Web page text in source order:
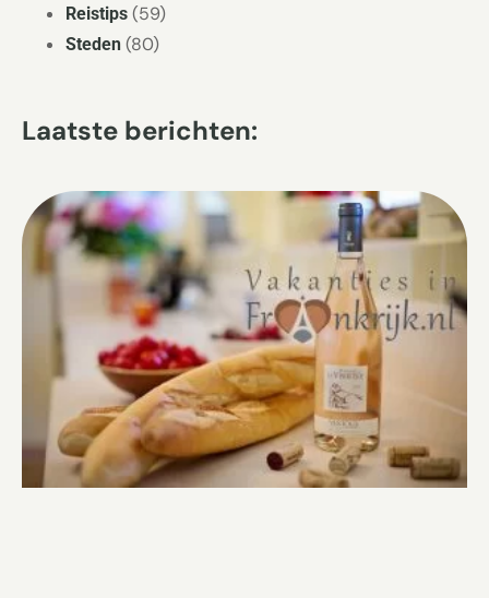
Reistips (59)
Steden (80)
Laatste berichten: